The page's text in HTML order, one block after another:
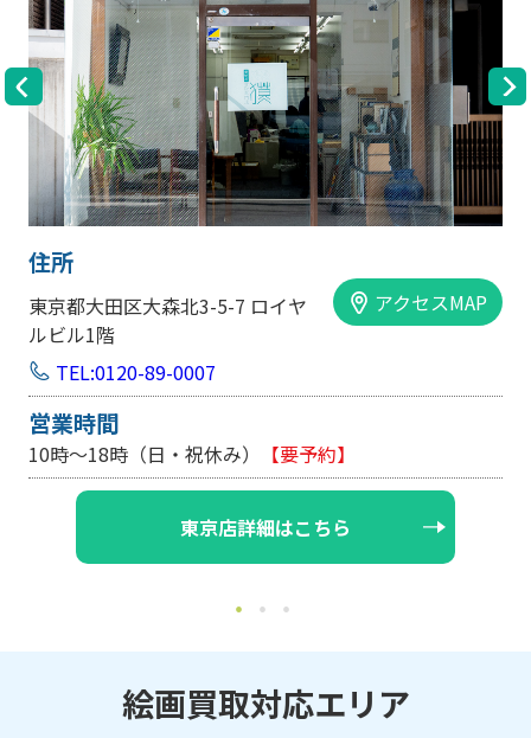
アクセスMAP
大阪市中央区内平野町1-1-5 西大
TEL:0120-89-0007
10時～18時（日・祝休み/土曜は不定休）
大阪店詳細はこちら
絵画買取対応エリア